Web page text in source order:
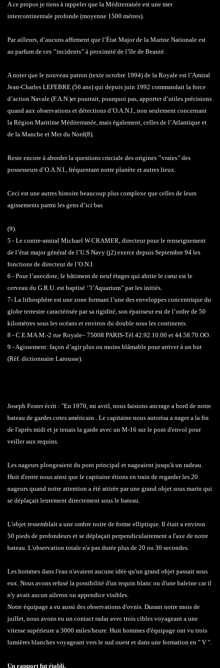
A ce propos je tiens à rappeler que la Méditerranée est une mer
intercontinentale profonde (moyenne 1500 mètres).
Par ailleurs, d’aucuns affirment que l’État Major de la Marine Nationale est
au parfum de ces ’’incidents’’ à proximité de l’île de Beauté.
A noter que le nouveau patron (texte octobre 1994) de la Royale est l’Amiral
Jean-Charles LEFEBRE (56 ans) qui depuis juin 1992 commandait la force
d’action Navale (F.A.N.)et pourrait, pourquoi pas, apporter d’utiles précisions
quand aux observations et détections d’O.A.N.I., non seulement concernant
la Région Maritime Méditerranée, mais également, celles de l’Atlantique et
de la Manche et Mer du Nord(8).
Reste encore à aborder la questions cruciale des origines ’’vraies’’ des
possesseurs d’O.A.N.I., fréquentant notre planète et autres lieux.
Ceci est une autres histoire beaucoup plus complexe que celles de leurs
agissements parmi les gens d’ici bas
(9).
5 - Le contre-amiral Michael W.CRAMER, directeur pour le renseignement
de l’état major général de l’U.S Navy (j2) exerce depuis Septembre 94 les
fonctions de directeur de l’O.N.I.
6 - Pour l’anecdote, le bâtiment de neuf étages qui abrite le cœur est le
cerveau du G.R.U. est baptisé ‘’l’Aquarium’’ par les initiés.
7- La lithosphère est une zone formant l’une des enveloppes concentrique du
globe terrestre caractérisée par sa rigidité, son épaisseur est de l’ordre de 50
kilomètres sous les océans et environ du double sous les continents.
8 - C.E.MA.M.-2 rue Royale– 75008 PARIS-Tél.42.92.10.00 et 44.58.70.OO.
9 - Agissement: façon d’agir plus ou moins blâmable pour arriver à un but
(Réf. dictionnaire Larousse).
Joseph Foster écrit : "En 1970, mi avril, nous faisions ancrage a bord de notre
bateau de gardes cotes américain . Le capitaine nous autorisa a nager a la fin
de l'après midi et je tenais la garde avec un M-16 sur le pont d'envol pour
veiller aux requins.
Les nageurs plongeaient du pont principal et nageaient jusqu'à un radeau.
Huit d'entre nous ainsi que le capitaine étions en train de regarder les 20
nageurs quand notre attention a été attirée par une grand objet sous marin qui
se déplaçait lentement directement sous le bateau.
L'objet ressemblait a une ombre noire de forme elliptique. Il était a environ
50 pieds de profondeurs et se déplaçait perpendiculairement a l'axe de notre
bateau. L'observation totale n'a pas durée plus de 20 ou 30 secondes.
Les hommes dans l'eau n'avaient aucune idée qu'un grand objet passait sous
eux. Nous avons refusé la possibilité d'un requin blanc ou d'une baleine car il
n'y avait aucun aileron ou appendice visibles.
Notre équipage a eu aussi des observations d'ovnis. Durant notre mois de
juillet, nous avons eu un contact radar avec trois cibles voyageant a une
vitesse supérieure a 3000 miles/heure. Huit hommes d'équipage ont vu trois
lumières blanches voyageant vers le sud ouest et dans une formation en " V ".
Un rapport fut établi.